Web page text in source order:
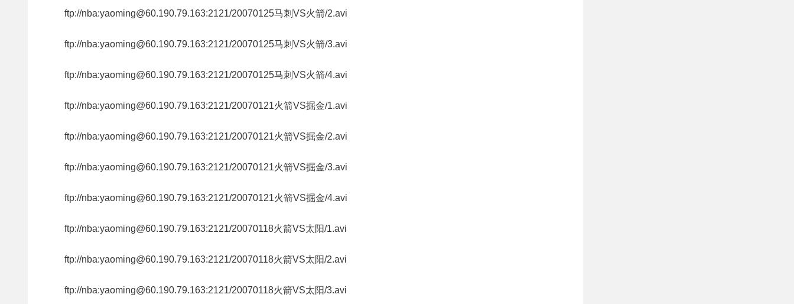
ftp://nba:yaoming@60.190.79.163:2121/20070125马刺VS火箭/2.avi
ftp://nba:yaoming@60.190.79.163:2121/20070125马刺VS火箭/3.avi
ftp://nba:yaoming@60.190.79.163:2121/20070125马刺VS火箭/4.avi
ftp://nba:yaoming@60.190.79.163:2121/20070121火箭VS掘金/1.avi
ftp://nba:yaoming@60.190.79.163:2121/20070121火箭VS掘金/2.avi
ftp://nba:yaoming@60.190.79.163:2121/20070121火箭VS掘金/3.avi
ftp://nba:yaoming@60.190.79.163:2121/20070121火箭VS掘金/4.avi
ftp://nba:yaoming@60.190.79.163:2121/20070118火箭VS太阳/1.avi
ftp://nba:yaoming@60.190.79.163:2121/20070118火箭VS太阳/2.avi
ftp://nba:yaoming@60.190.79.163:2121/20070118火箭VS太阳/3.avi